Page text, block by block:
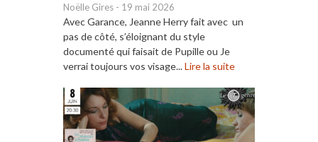
Noëlle Gires - 19 mai 2026
Avec Garance, Jeanne Herry fait avec un
pas de côté, s’éloignant du style
documenté qui faisait de Pupille ou Je
verrai toujours vos visage...Lire la suite